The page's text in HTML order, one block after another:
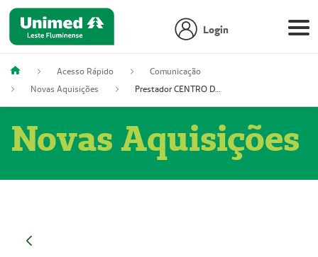
Login
Acesso Rápido
Comunicação
Novas Aquisições
Prestador CENTRO DE ONCOLOGIA
Novas Aquisições